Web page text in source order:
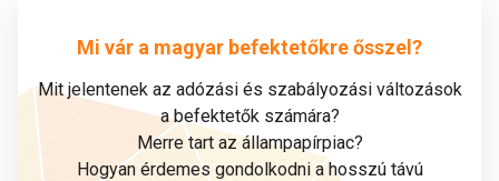
Mi vár a magyar befektetőkre ősszel?
Mit jelentenek az adózási és szabályozási változások
a befektetők számára?
Merre tart az állampapírpiac?
Hogyan érdemes gondolkodni a hosszú távú